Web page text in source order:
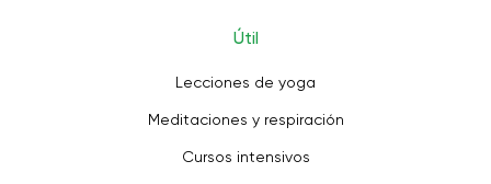
Útil
Lecciones de yoga
Meditaciones y respiración
Cursos intensivos